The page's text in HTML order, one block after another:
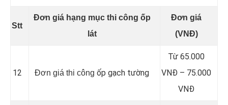
Stt
Đơn giá hạng mục thi công ốp
lát
Đơn giá
(VNĐ)
12 Đơn giá thi công ốp gạch tường
Từ 65.000
VNĐ – 75.000
VNĐ